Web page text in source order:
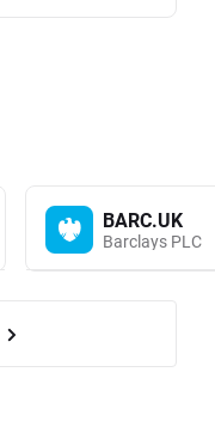
BARC.UK
Barclays PLC